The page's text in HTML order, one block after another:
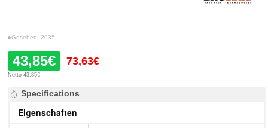
Gesehen: 2035
43,85€ 73,63€
Netto 43,85€
Specifications
Eigenschaften